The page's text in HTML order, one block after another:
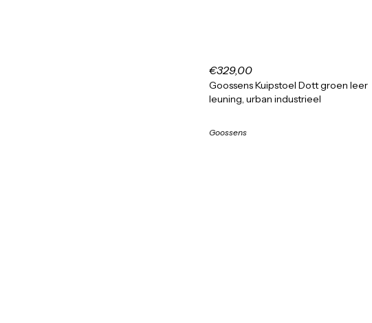
€329,00
Goossens Kuipstoel Dott groen leer
leuning, urban industrieel
Goossens